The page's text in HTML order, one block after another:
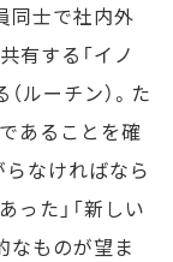
同士で社内外
有する「イノ
ルーチン）。た
あることを確
らなければなら
った」「新しい
なものが望ま